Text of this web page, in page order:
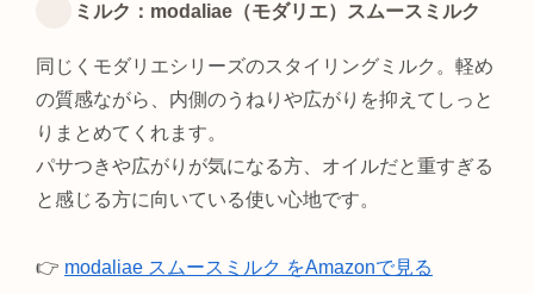
ミルク：modaliae（モダリエ）スムースミルク
同じくモダリエシリーズのスタイリングミルク。軽め
の質感ながら、内側のうねりや広がりを抑えてしっと
りまとめてくれます。
パサつきや広がりが気になる方、オイルだと重すぎる
と感じる方に向いている使い心地です。
👉 modaliae スムースミルク をAmazonで見る